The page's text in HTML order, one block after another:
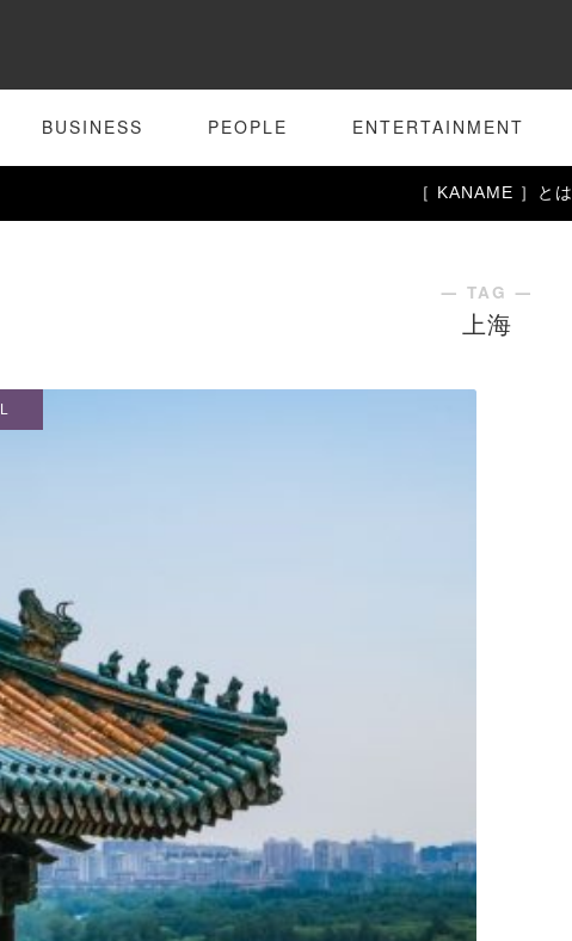
BUSINESS PEOPLE ENTERTAINMENT
［ KANAME ］とは
― TAG ―
上海